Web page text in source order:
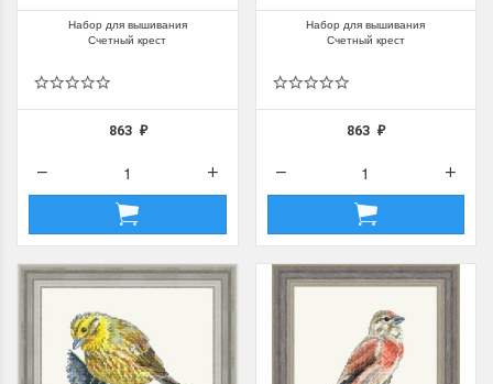
Набор для вышивания
Счетный крест
863 ₽
Набор для вышивания
Счетный крест
863₽